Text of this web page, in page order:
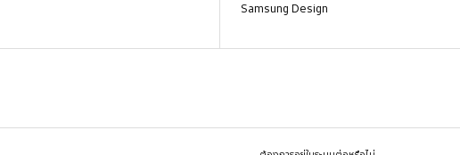
Samsung Design